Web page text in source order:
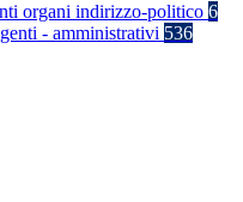
organi indirizzo-politico 6
- amministrativi 536